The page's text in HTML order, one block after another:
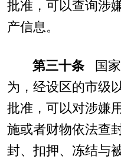
批准，可以查询涉
产信息。
第三十条国家
为，经设区的市级
批准，可以对涉嫌
施或者财物依法查
封、扣押、冻结与